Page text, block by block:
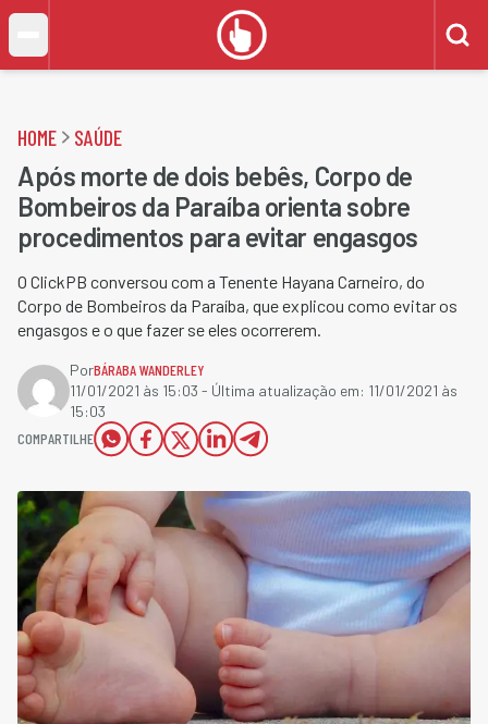
HOME SAÚDE
Após morte de dois bebês, Corpo de
Bombeiros da Paraíba orienta sobre
procedimentos para evitar engasgos
O ClickPB conversou com a Tenente Hayana Carneiro, do
Corpo de Bombeiros da Paraíba, que explicou como evitar os
engasgos e o que fazer se eles ocorrerem.
PorBÁRABA WANDERLEY
11/01/2021 às 15:03 - Última atualização em: 11/01/2021 às
15:03
COMPARTILHE